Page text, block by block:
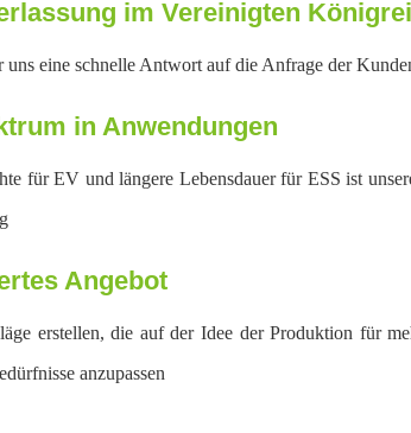
im Vereinigten
uns eine schnelle Antwort auf die Anfrage der
in Anwendungen
für EV und längere Lebensdauer für ESS ist
Angebot
erstellen, die auf der Idee der Produktion für
anzupassen